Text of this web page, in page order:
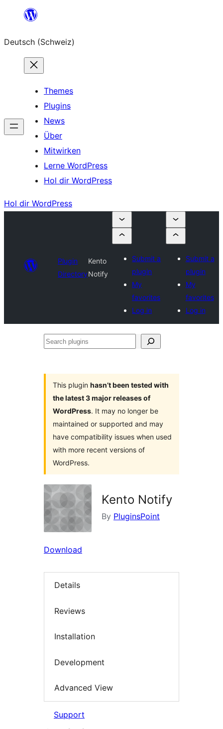
springen
Deutsch (Schweiz)
Themes
Plugins
News
Über
Mitwirken
Lerne WordPress
Hol dir WordPress
Hol dir WordPress
Plugin
Directory
Kento
Notify
Submit a
plugin
My
favorites
Log in
Submit a
plugin
My
favorites
Log in
Search
This plugin hasn’t been tested with
the latest 3 major releases of
WordPress. It may no longer be
maintained or supported and may
have compatibility issues when used
with more recent versions of
WordPress.
Kento Notify
By PluginsPoint
Download
Details
Reviews
Installation
Development
Advanced View
Support